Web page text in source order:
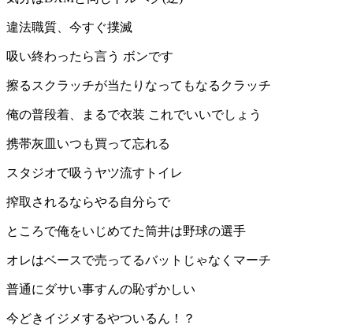
違法職質、今すぐ撲滅
吸い終わったら言う ボンです
擦るスクラッチが当たりなってもなるクラッチ
俺の普段着、まるで衣装 これでいいでしょう
携帯灰皿いつも買って忘れる
スタジオで吸うヤツ流すトイレ
搾取されるならやる自分らで
ところで俺をいじめてた筒井は野球の選手
オレはベースで売ってるバットじゃなくマーチ
普通にダサい事すんの恥ずかしい
今どきイジメするやついるん！？